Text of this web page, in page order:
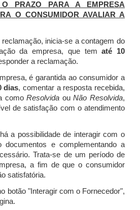
PRAZO PARA A EMPRESA
O CONSUMIDOR AVALIAR A
inicia-se a contagem do
da empresa, que tematé 10
a reclamação.
é garantida ao consumidor a
dias, comentar a resposta recebida,
comoResolvida ouNão Resolvida,
de satisfação com o atendimento
a possibilidade de interagir com o
documentos e complementando a
Trata-se de um período de
a fim de que o consumidor
satisfatória.
botão "Interagir com o Fornecedor",